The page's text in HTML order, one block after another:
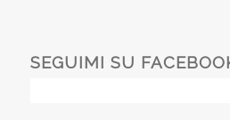
SEGUIMI SU